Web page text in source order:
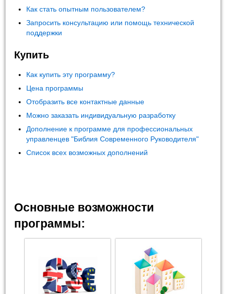
Как стать опытным пользователем?
Запросить консультацию или помощь технической
поддержки
Купить
Как купить эту программу?
Цена программы
Отобразить все контактные данные
Можно заказать индивидуальную разработку
Дополнение к программе для профессиональных
управленцев "Библия Современного Руководителя"
Список всех возможных дополнений
Основные возможности
программы: